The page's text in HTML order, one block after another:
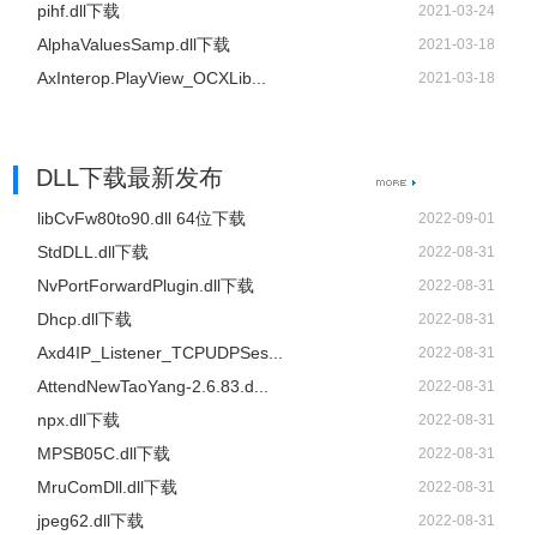
pihf.dll下载 2021-03-24
AlphaValuesSamp.dll下载 2021-03-18
AxInterop.PlayView_OCXLib... 2021-03-18
DLL下载最新发布
libCvFw80to90.dll 64位下载 2022-09-01
StdDLL.dll下载 2022-08-31
NvPortForwardPlugin.dll下载 2022-08-31
Dhcp.dll下载 2022-08-31
Axd4IP_Listener_TCPUDPSes... 2022-08-31
AttendNewTaoYang-2.6.83.d... 2022-08-31
npx.dll下载 2022-08-31
MPSB05C.dll下载 2022-08-31
MruComDll.dll下载 2022-08-31
jpeg62.dll下载 2022-08-31